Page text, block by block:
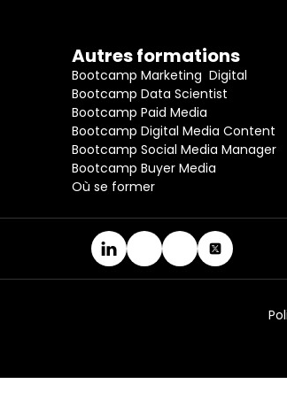
Autres formations
Bootcamp Marketing  Digital
Bootcamp Data Scientist
Bootcamp Paid Media
Bootcamp Digital Media Content
Bootcamp Social Media Manager
Bootcamp Buyer Media
Où se former